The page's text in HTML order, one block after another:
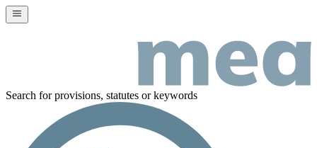
Search for provisions, statutes or keywords